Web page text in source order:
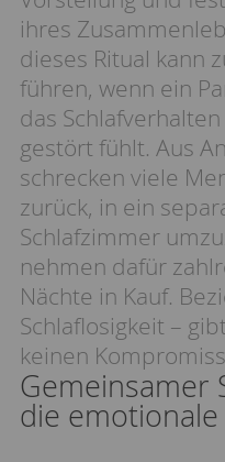
ihres
dieses Ritual kann
führen, wenn ein
das
gestört fühlt. Aus
schrecken viele
zurück, in ein
Schlafzimmer
nehmen dafür
Nächte in Kauf.
Schlaflosigkeit –
keinen
Gemeinsamer
die emotionale